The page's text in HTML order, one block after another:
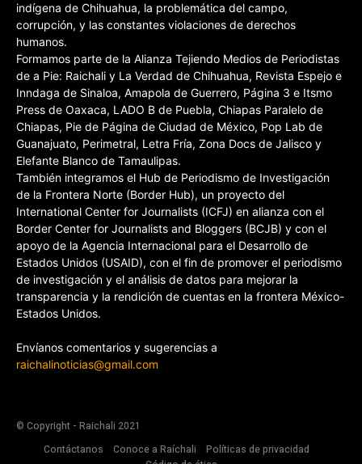
indígena de Chihuahua, la problemática del campo,
corrupción, y las constantes violaciones de derechos
humanos.
Formamos parte de la Alianza Tejiendo Medios de Periodistas
de a Pie: Raichali y La Verdad de Chihuahua, Revista Espejo e
Inndaga de Sinaloa, Amapola de Guerrero, Página 3 e Itsmo
Press de Oaxaca, LADO B de Puebla, Chiapas Paralelo de
Chiapas, Pie de Página de Ciudad de México, Pop Lab de
Guanajuato, Perimetral, Letra Fría, Zona Docs de Jalisco y
Elefante Blanco de Tamaulipas.
También integramos el Hub de Periodismo de Investigación
de la Frontera Norte (Border Hub), un proyecto del
International Center for Journalists (ICFJ) en alianza con el
Border Center for Journalists and Bloggers (BCJB) y con el
apoyo de la Agencia Internacional para el Desarrollo de
Estados Unidos (USAID), con el fin de promover el periodismo
de investigación y el análisis de datos para mejorar la
transparencia y la rendición de cuentas en la frontera México-
Estados Unidos.
Envíanos comentarios y sugerencias a
raichalinoticias@gmail.com
© Copyright - Raichali 2021
Contáctanos
Conoce a Raíchali
Políticas de privacidad